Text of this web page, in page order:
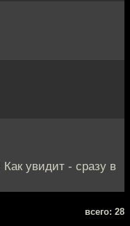
увидит - сразу в
всего: 28